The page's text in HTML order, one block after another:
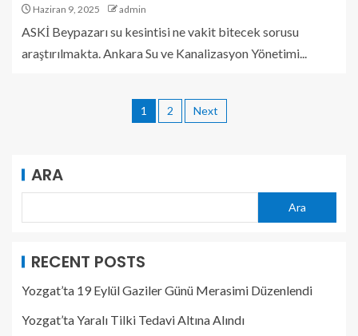
Haziran 9, 2025 admin
ASKİ Beypazarı su kesintisi ne vakit bitecek sorusu
araştırılmakta. Ankara Su ve Kanalizasyon Yönetimi...
1 2 Next
ARA
Ara
RECENT POSTS
Yozgat’ta 19 Eylül Gaziler Günü Merasimi Düzenlendi
Yozgat’ta Yaralı Tilki Tedavi Altına Alındı